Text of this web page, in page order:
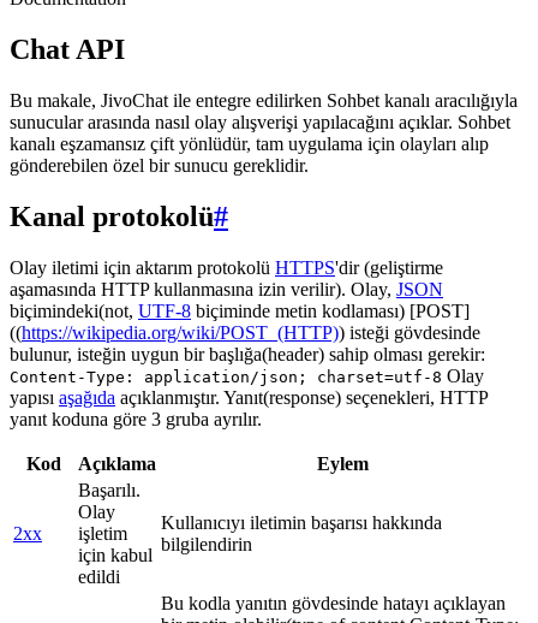
Chat API
Bu makale, JivoChat ile entegre edilirken Sohbet kanalı aracılığıyla
sunucular arasında nasıl olay alışverişi yapılacağını açıklar. Sohbet
kanalı eşzamansız çift yönlüdür, tam uygulama için olayları alıp
gönderebilen özel bir sunucu gereklidir.
Kanal protokolü#
Olay iletimi için aktarım protokolü HTTPS'dir (geliştirme
aşamasında HTTP kullanmasına izin verilir). Olay, JSON
biçimindeki(not, UTF-8 biçiminde metin kodlaması) [POST]
((https://wikipedia.org/wiki/POST_(HTTP)) isteği gövdesinde
bulunur, isteğin uygun bir başlığa(header) sahip olması gerekir:
Content-Type: application/json; charset=utf-8 Olay
yapısı aşağıda açıklanmıştır. Yanıt(response) seçenekleri, HTTP
yanıt koduna göre 3 gruba ayrılır.
Kod Açıklama Eylem
2xx
Başarılı.
Olay
işletim
için kabul
edildi
Kullanıcıyı iletimin başarısı hakkında
bilgilendirin
Bu kodla yanıtın gövdesinde hatayı açıklayan